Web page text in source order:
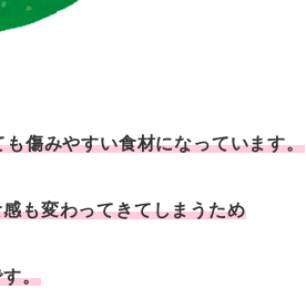
傷みやすい食材になっています。
も変わってきてしまうため
。